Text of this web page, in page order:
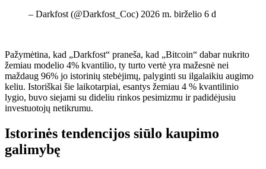
– Darkfost (@Darkfost_Coc) 2026 m. birželio 6 d
Pažymėtina, kad „Darkfost“ praneša, kad „Bitcoin“ dabar nukrito
žemiau modelio 4% kvantilio, ty turto vertė yra mažesnė nei
maždaug 96% jo istorinių stebėjimų, palyginti su ilgalaikiu augimo
keliu. Istoriškai šie laikotarpiai, esantys žemiau 4 % kvantilinio
lygio, buvo siejami su dideliu rinkos pesimizmu ir padidėjusiu
investuotojų netikrumu.
Istorinės tendencijos siūlo kaupimo
galimybę